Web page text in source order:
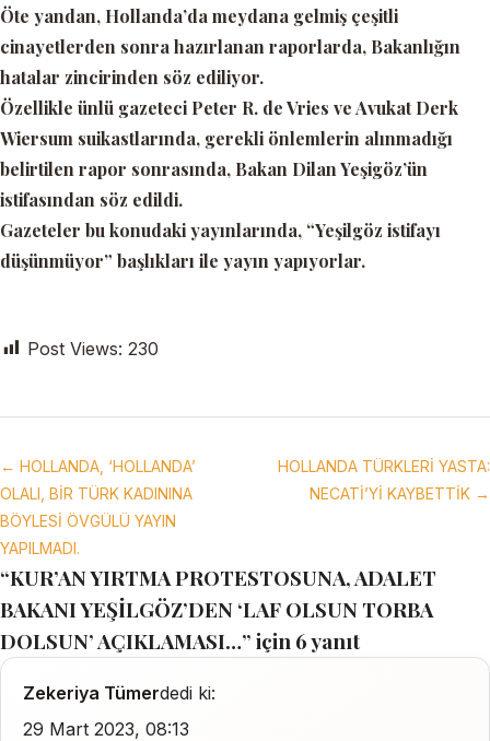
Öte yandan, Hollanda’da meydana gelmiş çeşitli
cinayetlerden sonra hazırlanan raporlarda, Bakanlığın
hatalar zincirinden söz ediliyor.
Özellikle ünlü gazeteci Peter R. de Vries ve Avukat Derk
Wiersum suikastlarında, gerekli önlemlerin alınmadığı
belirtilen rapor sonrasında, Bakan Dilan Yeşigöz’ün
istifasından söz edildi.
Gazeteler bu konudaki yayınlarında, “Yeşilgöz istifayı
düşünmüyor” başlıkları ile yayın yapıyorlar.
Post Views: 230
← HOLLANDA, ‘HOLLANDA’
OLALI, BİR TÜRK KADININA
BÖYLESİ ÖVGÜLÜ YAYIN
YAPILMADI.
HOLLANDA TÜRKLERİ YASTA:
NECATİ’Yİ KAYBETTİK →
“KUR’AN YIRTMA PROTESTOSUNA, ADALET
BAKANI YEŞİLGÖZ’DEN ‘LAF OLSUN TORBA
DOLSUN’ AÇIKLAMASI…” için 6 yanıt
Zekeriya Tümerdedi ki:
29 Mart 2023, 08:13